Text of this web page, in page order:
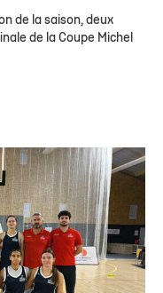
de la saison, deux
de la Coupe Michel